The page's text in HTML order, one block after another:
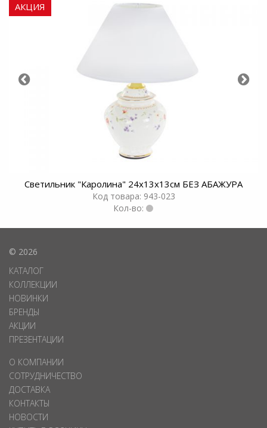
АКЦИЯ
Светильник "Каролина" 24х13x13см БЕЗ АБАЖУРА
Код товара: 943-023
Кол-во:
© 2026
КАТАЛОГ
КОЛЛЕКЦИИ
НОВИНКИ
БРЕНДЫ
АКЦИИ
ПРЕЗЕНТАЦИИ
О КОМПАНИИ
СОТРУДНИЧЕСТВО
ДОСТАВКА
КОНТАКТЫ
НОВОСТИ